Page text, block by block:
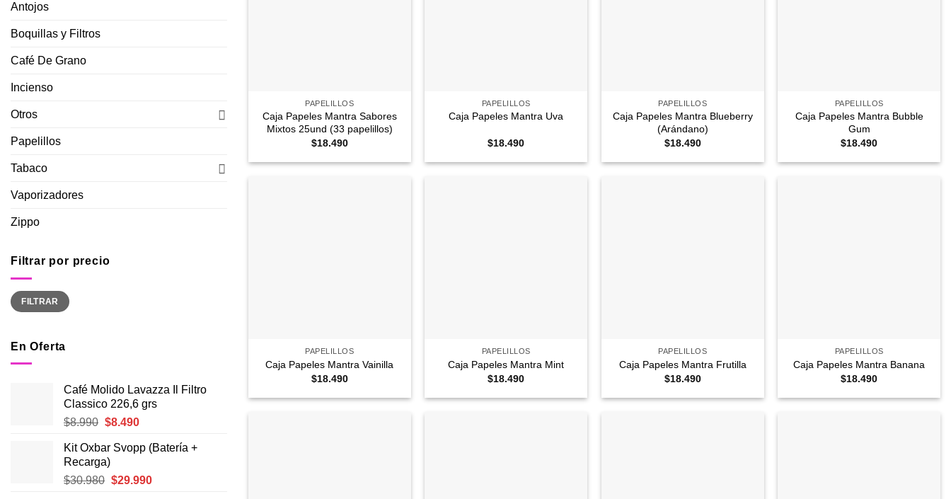
Antojos
Boquillas y Filtros
Café De Grano
Incienso
Otros
Papelillos
Tabaco
Vaporizadores
Zippo
Filtrar por precio
Precio
mínimo
Precio
máximo
FILTRAR
En Oferta
Café Molido Lavazza Il Filtro
Classico 226,6 grs
$8.990 El
original
era:
$8.990.
$8.490El
actual
$8.490.
Kit Oxbar Svopp (Batería +
Recarga)
$30.980 El
$29.990El
PAPELILLOS
Caja Papeles Mantra Sabores
Mixtos 25und (33 papelillos)
$18.490
PAPELILLOS
Caja Papeles Mantra Uva
$18.490
PAPELILLOS
Caja Papeles Mantra Blueberry
(Arándano)
$18.490
PAPELILLOS
Caja Papeles Mantra Bubble
Gum
$18.490
PAPELILLOS
Caja Papeles Mantra Vainilla
$18.490
PAPELILLOS
Caja Papeles Mantra Mint
$18.490
PAPELILLOS
Caja Papeles Mantra Frutilla
$18.490
PAPELILLOS
Caja Papeles Mantra Banana
$18.490